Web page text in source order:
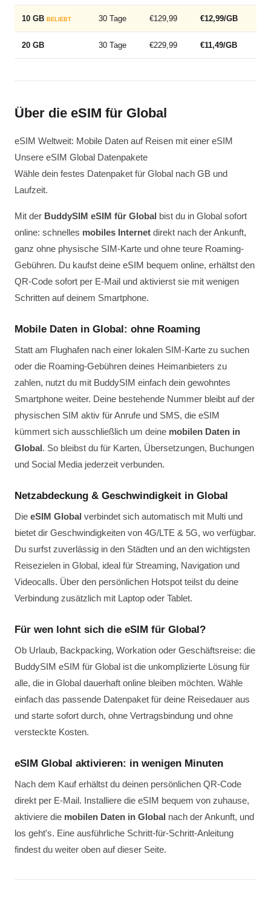
10 GB BELIEBT 30 Tage €129,99 €12,99/GB
20 GB 30 Tage €229,99 €11,49/GB
Über die eSIM für Global
eSIM Weltweit: Mobile Daten auf Reisen mit einer eSIM
Unsere eSIM Global Datenpakete
Wähle dein festes Datenpaket für Global nach GB und
Laufzeit.
Mit der BuddySIM eSIM für Global bist du in Global sofort
online: schnelles mobiles Internet direkt nach der Ankunft,
ganz ohne physische SIM-Karte und ohne teure Roaming-
Gebühren. Du kaufst deine eSIM bequem online, erhältst den
QR-Code sofort per E-Mail und aktivierst sie mit wenigen
Schritten auf deinem Smartphone.
Mobile Daten in Global: ohne Roaming
Statt am Flughafen nach einer lokalen SIM-Karte zu suchen
oder die Roaming-Gebühren deines Heimanbieters zu
zahlen, nutzt du mit BuddySIM einfach dein gewohntes
Smartphone weiter. Deine bestehende Nummer bleibt auf der
physischen SIM aktiv für Anrufe und SMS, die eSIM
kümmert sich ausschließlich um deine mobilen Daten in
Global. So bleibst du für Karten, Übersetzungen, Buchungen
und Social Media jederzeit verbunden.
Netzabdeckung & Geschwindigkeit in Global
Die eSIM Global verbindet sich automatisch mit Multi und
bietet dir Geschwindigkeiten von 4G/LTE & 5G, wo verfügbar.
Du surfst zuverlässig in den Städten und an den wichtigsten
Reisezielen in Global, ideal für Streaming, Navigation und
Videocalls. Über den persönlichen Hotspot teilst du deine
Verbindung zusätzlich mit Laptop oder Tablet.
Für wen lohnt sich die eSIM für Global?
Ob Urlaub, Backpacking, Workation oder Geschäftsreise: die
BuddySIM eSIM für Global ist die unkomplizierte Lösung für
alle, die in Global dauerhaft online bleiben möchten. Wähle
einfach das passende Datenpaket für deine Reisedauer aus
und starte sofort durch, ohne Vertragsbindung und ohne
versteckte Kosten.
eSIM Global aktivieren: in wenigen Minuten
Nach dem Kauf erhältst du deinen persönlichen QR-Code
direkt per E-Mail. Installiere die eSIM bequem von zuhause,
aktiviere die mobilen Daten in Global nach der Ankunft, und
los geht's. Eine ausführliche Schritt-für-Schritt-Anleitung
findest du weiter oben auf dieser Seite.